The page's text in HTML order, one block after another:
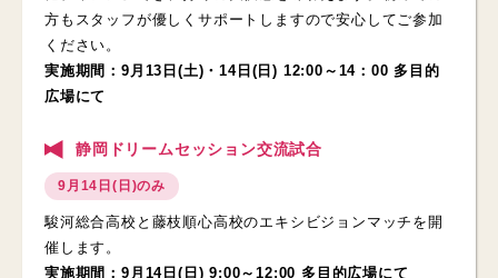
方もスタッフが優しくサポートしますので安心してご参加
ください。
実施期間：9月13日(土)・14日(日) 12:00～14：00 多目的
広場にて
静岡ドリームセッション交流試合
9月14日(日)のみ
駿河総合高校と藤枝順心高校のエキシビジョンマッチを開
催します。
実施期間：9月14日(日) 9:00～12:00 多目的広場にて